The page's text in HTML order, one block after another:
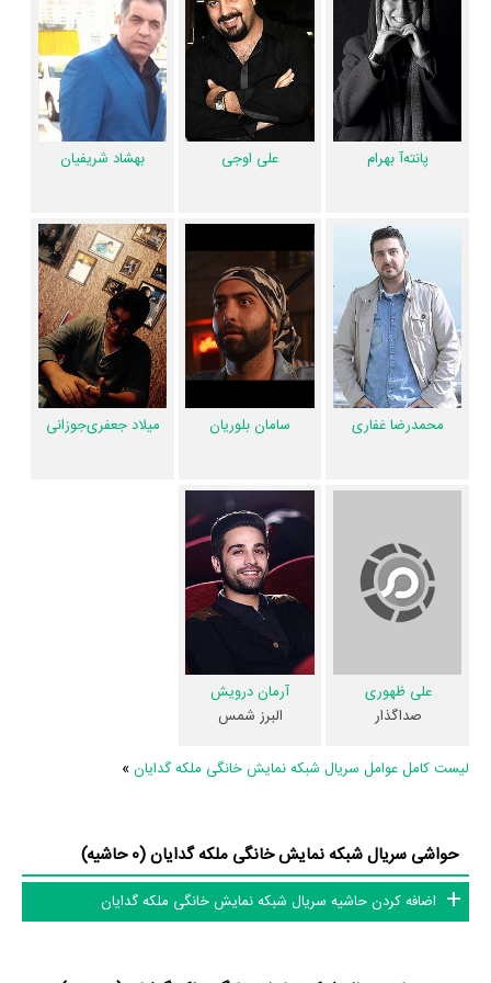
همکاریِ اول رخ داده، به‌عبارت دیگر در این سریال میان هر یک از 11 بازیگر با
یکدیگر یک رابطه همکاری شکل گرفته که 44 همکاری برای اولین‌مرتبه در ملکه
گدایان رخ داده است. مانند:
رویا نونهالی و فرزاد فرزین،باران کوثری وعلی
اوجی، پانته‌آ بهرام وسامان بلوریان،بهشاد شریفیان ومحمدرضا غفاری ،میلاد
جعفری‌جوزانیوعلی ظهوری.
عوامل سریال ملکه گدایان
اگر از تصویربرداری سریال ملکه گدایان خوشتان آمده و یا دوستش ندارید، بهتر
است بدانید مدیر فیلمبرداری آنرضا شیبانیبوده است. نظرتان درباره
ضرباهنگ و تدوین سریال ملکه گدایان چیست؟ تدوین ملکه گدایان راامین
و صداگذار آن یعنیعلی ظهوری آشنا می‌کنیم.
طراحی صحنه سریال ملکه گدایان را انجام نموده و
سریال ملکه گدایان را انجام داده است. موسیقی متن سریال ملکه گدایان اثر
مسعود سخاوت‌دوست
است.
امین محمودی
گدایان،زهرا مهدویمنشی صحنه سریال ملکه گدایان و اشاره کرد. در مجموع
همچنین در بخش بررسی سریال ملکه گدایان 15 نفر از میان مردم به نقد و
تحلیل خود از ملکه گدایان پرداخته‌اند.
تاکنون در صفحه اختصاصی سریال ملکه گدایان درمنظوماطلاعات بسیاری
سریال ملکه گدایان 11 عدد، گردآوری و درج شده است. همچنین تاکنون در
پانته‌آ بهرام علی اوجی بهشاد شریفیان
محمدرضا غفاری سامان بلوریان میلاد جعفری‌جوزانی
علی ظهوری
صداگذار
آرمان درویش
البرز شمس
لیست کامل عوامل سریال شبکه نمایش خانگی ملکه گدایان»
حواشی سریال شبکه نمایش خانگی ملکه گدایان (0 حاشیه)
اضافه کردن حاشیه سریال شبکه نمایش خانگی ملکه گدایان